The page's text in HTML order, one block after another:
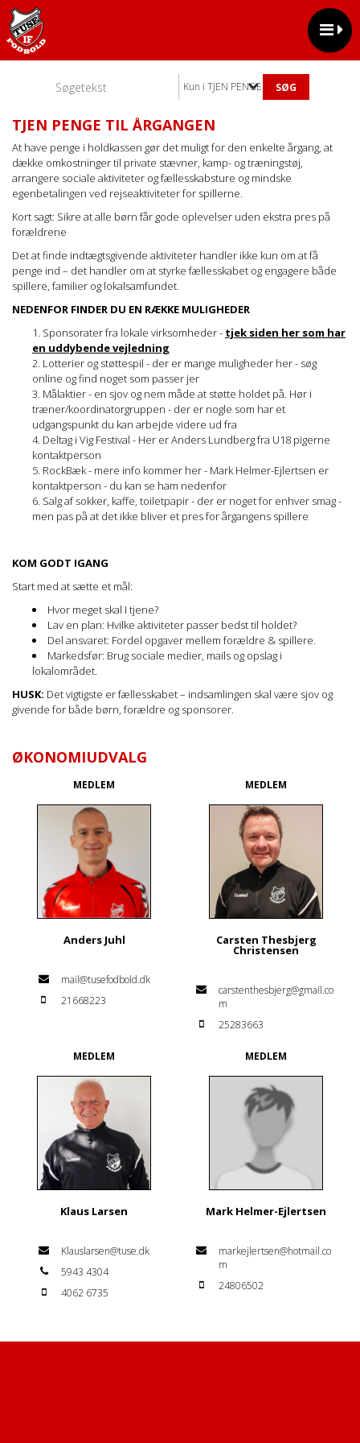
Kun i TJEN PENGE TIL ÅRGANGEN
TJEN PENGE TIL ÅRGANGEN
At have penge i holdkassen gør det muligt for den enkelte årgang, at
dække omkostninger til private stævner, kamp- og træningstøj,
arrangere sociale aktiviteter og fællesskabsture og mindske
egenbetalingen ved rejseaktiviteter for spillerne.
Kort sagt: Sikre at alle børn får gode oplevelser uden ekstra pres på
forældrene
Det at finde indtægtsgivende aktiviteter handler ikke kun om at få
penge ind – det handler om at styrke fællesskabet og engagere både
spillere, familier og lokalsamfundet.
NEDENFOR FINDER DU EN RÆKKE MULIGHEDER
Sponsorater fra lokale virksomheder - tjek siden her som har
en uddybende vejledning
Lotterier og støttespil - der er mange muligheder her - søg
online og find noget som passer jer
Målaktier - en sjov og nem måde at støtte holdet på. Hør i
træner/koordinatorgruppen - der er nogle som har et
udgangspunkt du kan arbejde videre ud fra
Deltag i Vig Festival - Her er Anders Lundberg fra U18 pigerne
kontaktperson
RockBæk - mere info kommer her - Mark Helmer-Ejlertsen er
kontaktperson - du kan se ham nedenfor
Salg af sokker, kaffe, toiletpapir - der er noget for enhver smag -
men pas på at det ikke bliver et pres for årgangens spillere
KOM GODT IGANG
Start med at sætte et mål:
Hvor meget skal I tjene?
Lav en plan: Hvilke aktiviteter passer bedst til holdet?
Del ansvaret: Fordel opgaver mellem forældre & spillere.
Markedsfør: Brug sociale medier, mails og opslag i
lokalområdet.
HUSK: Det vigtigste er fællesskabet – indsamlingen skal være sjov og
givende for både børn, forældre og sponsorer.
ØKONOMIUDVALG
MEDLEM
Anders Juhl
mail@tusefodbold.dk
21668223
MEDLEM
Carsten Thesbjerg
Christensen
carstenthesbjerg@gmail.co
m
25283663
MEDLEM
Klaus Larsen
Klauslarsen@tuse.dk
5943 4304
4062 6735
MEDLEM
Mark Helmer-Ejlertsen
markejlertsen@hotmail.co
m
24806502